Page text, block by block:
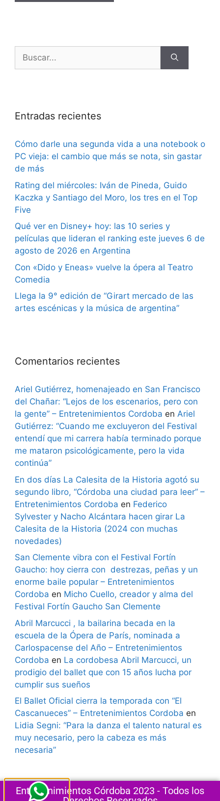
Entradas recientes
Cómo darle una segunda vida a una notebook o
PC vieja: el cambio que más se nota, sin gastar
de más
Rating del miércoles: Iván de Pineda, Guido
Kaczka y Santiago del Moro, los tres en el Top
Five
Qué ver en Disney+ hoy: las 10 series y
películas que lideran el ranking este jueves 6 de
agosto de 2026 en Argentina
Con «Dido y Eneas» vuelve la ópera al Teatro
Comedia
Llega la 9° edición de “Girart mercado de las
artes escénicas y la música de argentina”
Comentarios recientes
Ariel Gutiérrez, homenajeado en San Francisco
del Chañar: “Lejos de los escenarios, pero con
la gente” – Entretenimientos Cordoba en Ariel
Gutiérrez: “Cuando me excluyeron del Festival
entendí que mi carrera había terminado porque
me mataron psicológicamente, pero la vida
continúa”
En dos días La Calesita de la Historia agotó su
segundo libro, “Córdoba una ciudad para leer” –
Entretenimientos Cordoba en Federico
Sylvester y Nacho Alcántara hacen girar La
Calesita de la Historia (2024 con muchas
novedades)
San Clemente vibra con el Festival Fortín
Gaucho: hoy cierra con destrezas, peñas y un
enorme baile popular – Entretenimientos
Cordoba en Micho Cuello, creador y alma del
Festival Fortín Gaucho San Clemente
Abril Marcucci , la bailarina becada en la
escuela de la Ópera de París, nominada a
Carlospacense del Año – Entretenimientos
Cordoba en La cordobesa Abril Marcucci, un
prodigio del ballet que con 15 años lucha por
cumplir sus sueños
El Ballet Oficial cierra la temporada con “El
Cascanueces” – Entretenimientos Cordoba en
Lidia Segni: “Para la danza el talento natural es
muy necesario, pero la cabeza es más
necesaria”
Entretenimientos Córdoba 2023 - Todos los